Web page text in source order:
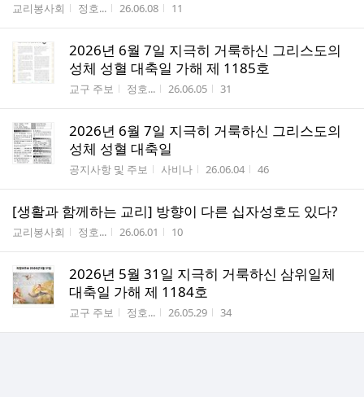
게시판명
교리봉사회 작성자
정호... 작성시간
26.06.08 조회수
11
2026년 6월 7일 지극히 거룩하신 그리스도의
성체 성혈 대축일 가해 제 1185호
게시판명
교구 주보 작성자
정호... 작성시간
26.06.05 조회수
31
2026년 6월 7일 지극히 거룩하신 그리스도의
성체 성혈 대축일
게시판명
공지사항 및 주보 작성자
사비나 작성시간
26.06.04 조회수
46
[생활과 함께하는 교리] 방향이 다른 십자성호도 있다?
게시판명
교리봉사회 작성자
정호... 작성시간
26.06.01 조회수
10
2026년 5월 31일 지극히 거룩하신 삼위일체
대축일 가해 제 1184호
게시판명
교구 주보 작성자
정호... 작성시간
26.05.29 조회수
34